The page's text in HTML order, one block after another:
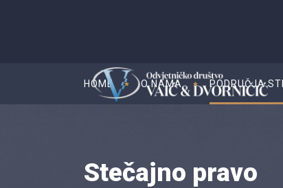
HOME O NAMA PODRUČJA
Stečajno pravo